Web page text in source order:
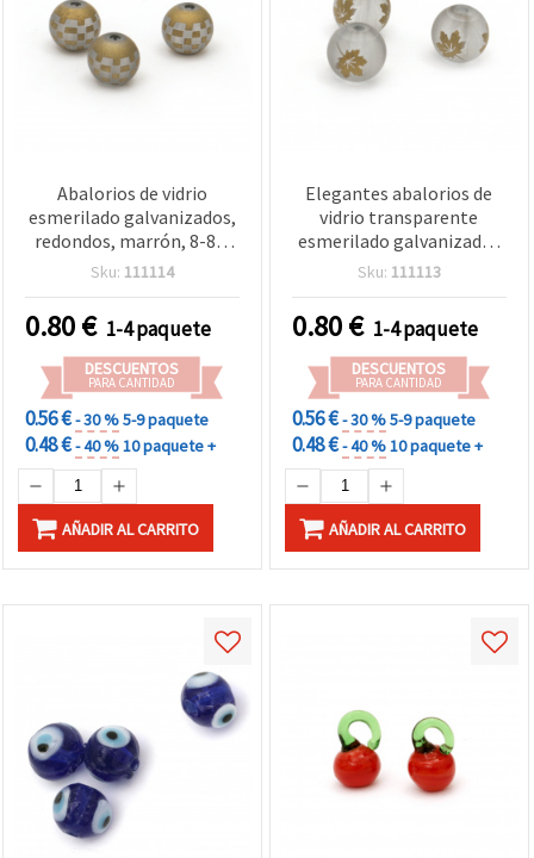
Abalorios de vidrio
esmerilado galvanizados,
redondos, marrón, 8-8,5
mm, agujero 1,5 mm - 5
Sku: 111114
0.80€ 1-4 paquete
DESCUENTOS
PARA CANTIDAD
0.56 €- 30 %5-9 paquete
0.48 €- 40 %10 paquete +
AÑADIR AL CARRITO
Elegantes abalorios de
vidrio transparente
esmerilado galvanizados
8–8,5 mm, agujero: 1,5
bisutería, trabajos con
cuentas y manualidades
DIY – pack de 5 uds
Sku: 111113
0.80€ 1-4 paquete
DESCUENTOS
PARA CANTIDAD
0.56 €- 30 %5-9 paquete
0.48 €- 40 %10 paquete +
AÑADIR AL CARRITO